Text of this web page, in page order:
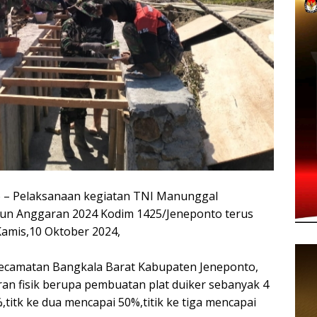
– Pelaksanaan kegiatan TNI Manunggal
Anggaran 2024 Kodim 1425/Jeneponto terus
Oktober 2024,
Bangkala Barat Kabupaten Jeneponto,
fisik berupa pembuatan plat duiker sebanyak 4
ke dua mencapai 50%,titik ke tiga mencapai